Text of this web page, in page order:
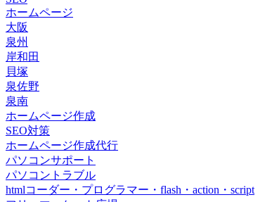
ホームページ
大阪
泉州
岸和田
貝塚
泉佐野
泉南
ホームページ作成
SEO対策
ホームページ作成代行
パソコンサポート
パソコントラブル
htmlコーダー・プログラマー・flash・action・script